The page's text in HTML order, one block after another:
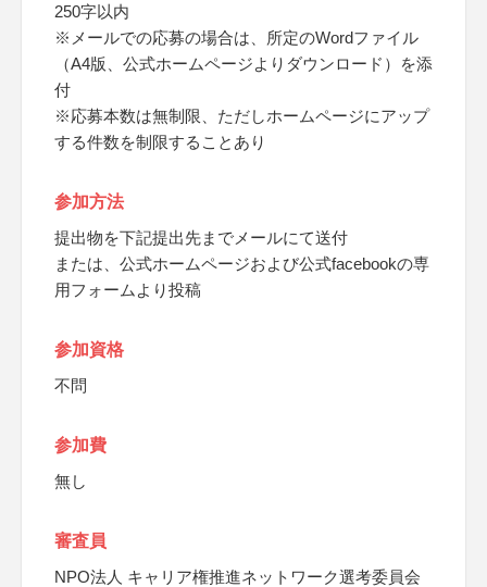
250字以内
※メールでの応募の場合は、所定のWordファイル
（A4版、公式ホームページよりダウンロード）を添
付
※応募本数は無制限、ただしホームページにアップ
する件数を制限することあり
参加方法
提出物を下記提出先までメールにて送付
または、公式ホームページおよび公式facebookの専
用フォームより投稿
参加資格
不問
参加費
無し
審査員
NPO法人 キャリア権推進ネットワーク選考委員会